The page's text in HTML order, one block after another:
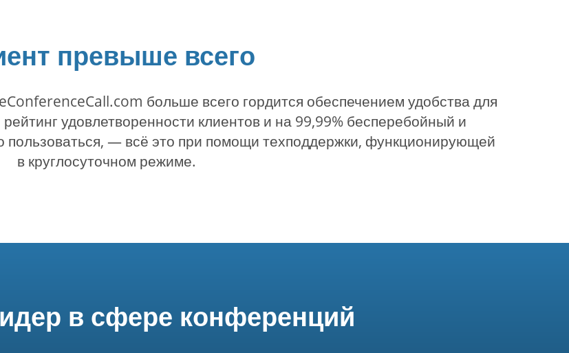
превыше всего
больше всего гордится обеспечением удобства для
удовлетворенности клиентов и на 99,99% бесперебойный и
пользоваться, — всё это при помощи техподдержки, функционирующей
в круглосуточном режиме.
в сфере конференций